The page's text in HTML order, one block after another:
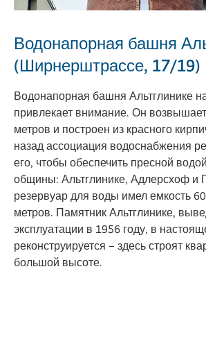
Водонапорная башня
(Ширнерштрассе, 17/19)
Водонапорная башня Альтглинике
привлекает внимание. Он
метров и построен из красного
назад ассоциация водоснабжения
его, чтобы обеспечить пресной
общины: Альтглинике, Адлерсхоф и
резервуар для воды имел емкость
метров. Памятник Альтглинике,
эксплуатации в 1956 году, в
реконструируется – здесь строят
большой высоте.